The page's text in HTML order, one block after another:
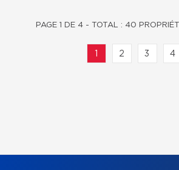
2 3 4
PAGE 1 DE 4 - TOTAL : 40